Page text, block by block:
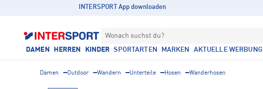
INTERSPORT App downloaden
Wonach suchst du?
DAMEN HERREN KINDER SPORTARTEN MARKEN AKTUELLE WERBUNG
Damen Outdoor Wandern Unterteile Hosen Wanderhosen